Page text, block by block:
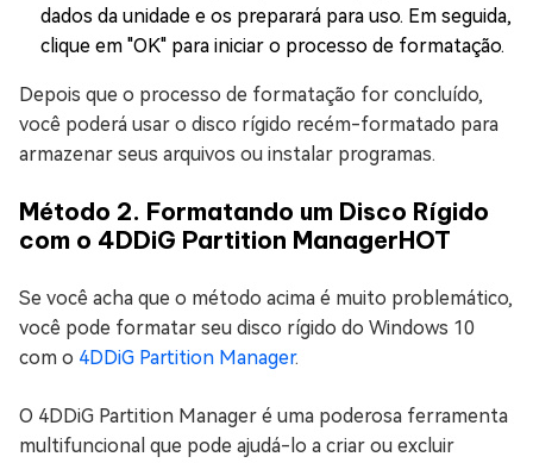
dados da unidade e os preparará para uso. Em seguida,
clique em "OK" para iniciar o processo de formatação.
Depois que o processo de formatação for concluído,
você poderá usar o disco rígido recém-formatado para
armazenar seus arquivos ou instalar programas.
Método 2. Formatando um Disco Rígido
com o 4DDiG Partition ManagerHOT
Se você acha que o método acima é muito problemático,
você pode formatar seu disco rígido do Windows 10
com o 4DDiG Partition Manager.
O 4DDiG Partition Manager é uma poderosa ferramenta
multifuncional que pode ajudá-lo a criar ou excluir